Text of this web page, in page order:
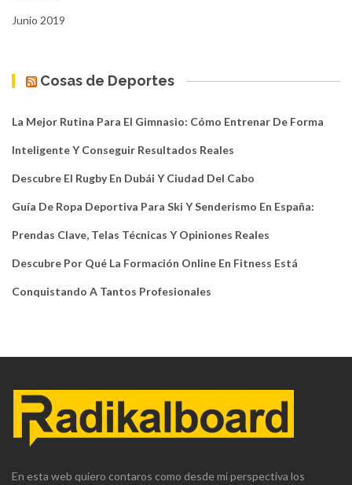
Junio 2019
Cosas de Deportes
La Mejor Rutina Para El Gimnasio: Cómo Entrenar De Forma
Inteligente Y Conseguir Resultados Reales
Descubre El Rugby En Dubái Y Ciudad Del Cabo
Guía De Ropa Deportiva Para Ski Y Senderismo En España:
Prendas Clave, Telas Técnicas Y Opiniones Reales
Descubre Por Qué La Formación Online En Fitness Está
Conquistando A Tantos Profesionales
En esta web quiero contaros como desde mi perspectiva los